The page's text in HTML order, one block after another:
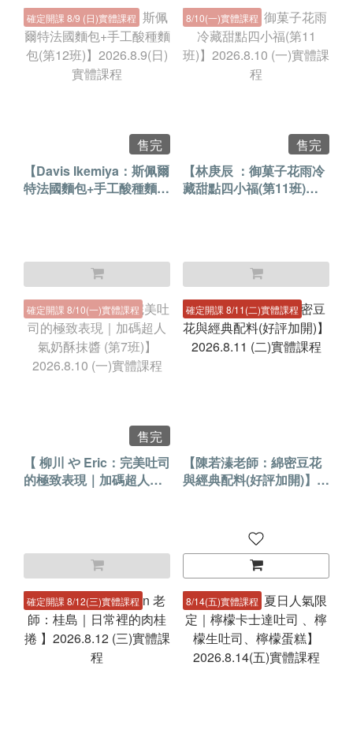
確定開課 8/9 (日)實體課程
售完
【Davis Ikemiya：斯佩爾
特法國麵包+手工酸種麵包
8/10(一)實體課程
售完
【林庚辰 ：御菓子花雨冷
藏甜點四小福(第11班)】
確定開課 8/10(一)實體課程
售完
【 柳川 や Eric：完美吐司
的極致表現｜加碼超人氣
確定開課 8/11(二)實體課程
【陳若溱老師：綿密豆花
與經典配料(好評加開)】
確定開課 8/12(三)實體課程 8/14(五)實體課程